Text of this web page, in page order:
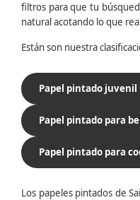
filtros para que tu
natural acotando lo que
Están son nuestra
Papel pintado juvenil
Papel pintado para
Papel pintado para
Los papeles pintados de